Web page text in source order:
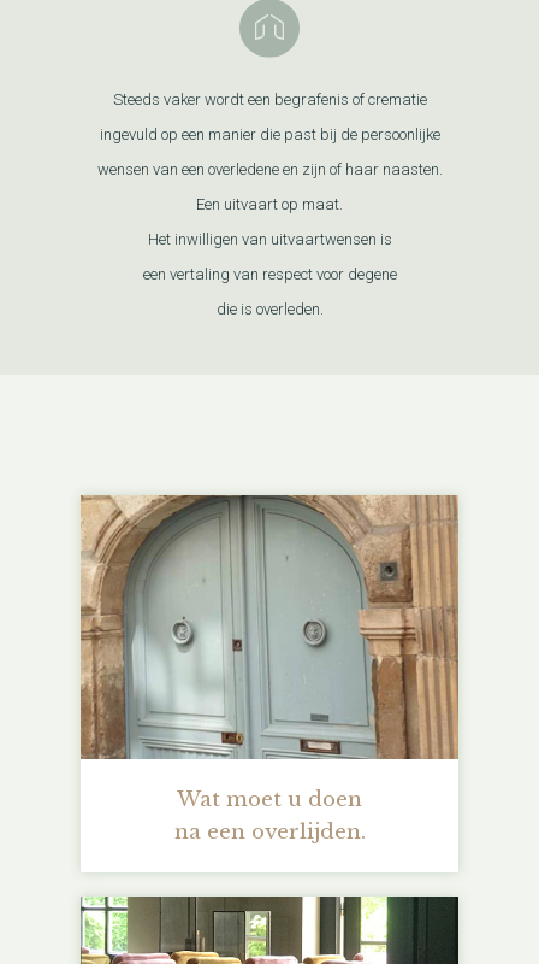
Steeds vaker wordt een begrafenis of crematie
ingevuld op een manier die past bij de persoonlijke
wensen van een overledene en zijn of haar naasten.
Een uitvaart op maat.
Het inwilligen van uitvaartwensen is
een vertaling van respect voor degene
die is overleden.
Wat moet u doen
na een overlijden.